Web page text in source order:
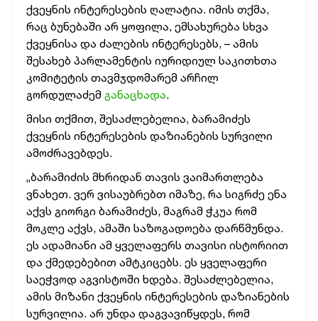
ქვეყნის ინტერესების ღალატია. იმის თქმა,
რაც ბუნებაში არ ყოფილა, ემსახურება სხვა
ქვეყნისა და ძალების ინტერესებს, – ამის
შესახებ პარლამენტის იურიდიულ საკითხთა
კომიტეტის თავმჯდომარემ არჩილ
გორდულაძემ განაცხადა.
მისი თქმით, შესაძლებელია, ბარამიძეს
ქვეყნის ინტერესების დაზიანების სურვილი
ამოძრავებდეს.
„ბარამიძის მხრიდან თავის ვაიმართლება
ვნახეთ. ვერ ვისაუბრებთ იმაზე, რა სიგრძე ენა
აქვს გიორგი ბარამიძეს, მაგრამ ჭკუა რომ
მოკლე აქვს, ამაში საზოგადოება დარწმუნდა.
ეს ადამიანი ამ ყველაფერს თავისი ისტორიით
და ქმედებებით ამტკიცებს. ეს ყველაფერი
საეჭვოდ აგვისტოში ხდება. შესაძლებელია,
ამის მიზანი ქვეყნის ინტერესების დაზიანების
სურვილია. არ უნდა დაგვავიწყდეს, რომ